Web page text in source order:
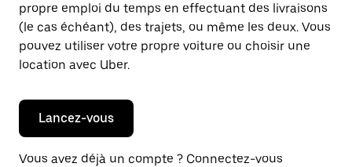
propre emploi du temps en effectuant des livraisons
(le cas échéant), des trajets, ou même les deux. Vous
pouvez utiliser votre propre voiture ou choisir une
location avec Uber.
Lancez-vous
Vous avez déjà un compte ? Connectez-vous